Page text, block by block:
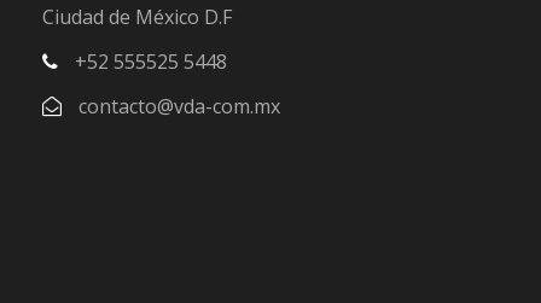
Ciudad de México D.F
+52 555525 5448
contacto@vda-com.mx